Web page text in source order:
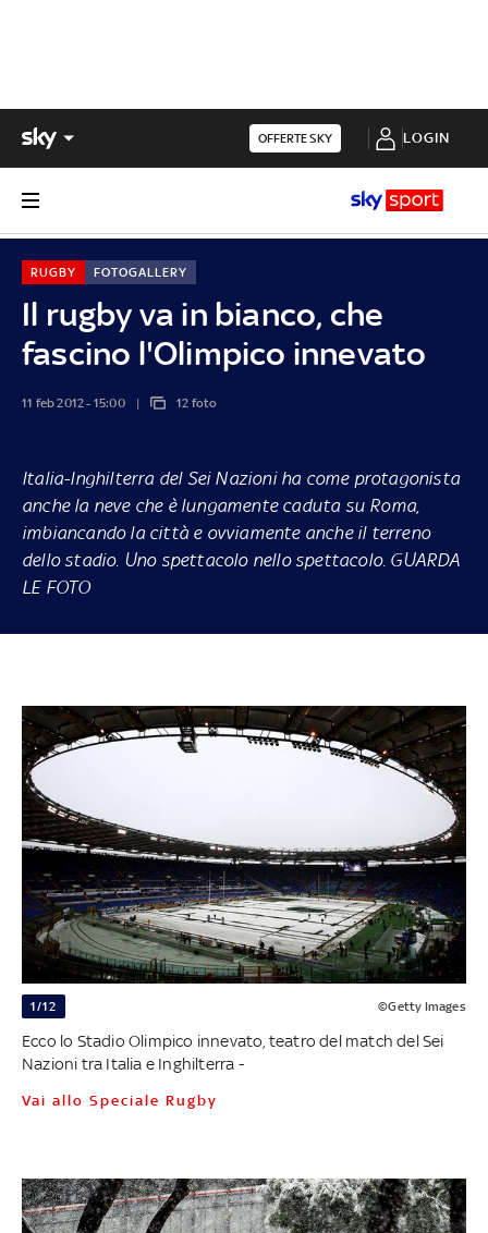
OFFERTE SKY LOGIN
Il rugby va in bianco, che
fascino l'Olimpico innevato
RUGBY FOTOGALLERY
11 feb 2012 - 15:00 12 foto
Italia-Inghilterra del Sei Nazioni ha come protagonista
anche la neve che è lungamente caduta su Roma,
imbiancando la città e ovviamente anche il terreno
dello stadio. Uno spettacolo nello spettacolo. GUARDA
LE FOTO
1/12 ©Getty Images
Ecco lo Stadio Olimpico innevato, teatro del match del Sei
Nazioni tra Italia e Inghilterra -
Vai allo Speciale Rugby